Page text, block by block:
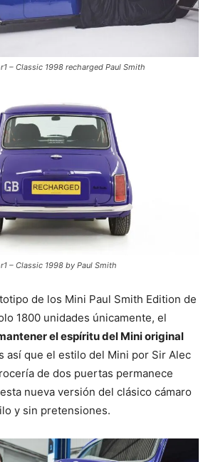
– Classic 1998 recharged Paul Smith
– Classic 1998 by Paul Smith
de los Mini Paul Smith Edition de
1800 unidades únicamente, el
el espíritu del Mini original
así que el estilo del Mini por Sir Alec
de dos puertas permanece
nueva versión del clásico cámaro
y sin pretensiones.